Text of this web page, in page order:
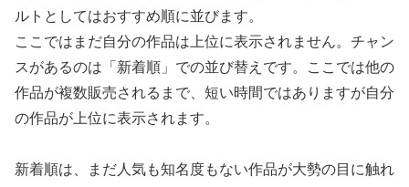
ルトとしてはおすすめ順に並びます。
ここではまだ自分の作品は上位に表示されません。チャン
スがあるのは「新着順」での並び替えです。ここでは他の
作品が複数販売されるまで、短い時間ではありますが自分
の作品が上位に表示されます。
新着順は、まだ人気も知名度もない作品が大勢の目に触れ